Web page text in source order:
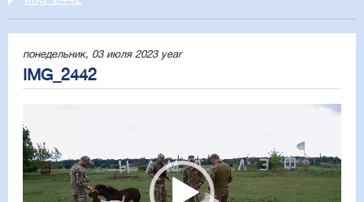
понедельник, 03 июля 2023 year
IMG_2442
Player